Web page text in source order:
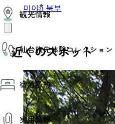
イベント情報
その他イベント情報（音楽
観光情報
温泉
美味いもの
季節のイベント
プロスポーツチーム・プ
仙台の銘品
仙台夜時間
宿泊施設
仙台観光マップ
仙台旅先体験コレクション
仙台旅先体験コレクション
体験プログラム検索（予約
体験事業者からのお知らせ
体験トピックス
体験事業者
宿泊予約
宿泊予約
実用情報
미야กิ 북부
近くのスポット